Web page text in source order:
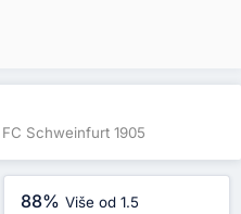
Schweinfurt 1905
88% Više od 1.5